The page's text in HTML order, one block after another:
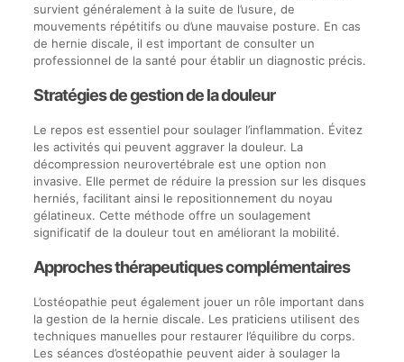
survient généralement à la suite de l’usure, de
mouvements répétitifs ou d’une mauvaise posture. En cas
de hernie discale, il est important de consulter un
professionnel de la santé pour établir un diagnostic précis.
Stratégies de gestion de la douleur
Le repos est essentiel pour soulager l’inflammation. Évitez
les activités qui peuvent aggraver la douleur. La
décompression neurovertébrale est une option non
invasive. Elle permet de réduire la pression sur les disques
herniés, facilitant ainsi le repositionnement du noyau
gélatineux. Cette méthode offre un soulagement
significatif de la douleur tout en améliorant la mobilité.
Approches thérapeutiques complémentaires
L’ostéopathie peut également jouer un rôle important dans
la gestion de la hernie discale. Les praticiens utilisent des
techniques manuelles pour restaurer l’équilibre du corps.
Les séances d’ostéopathie peuvent aider à soulager la